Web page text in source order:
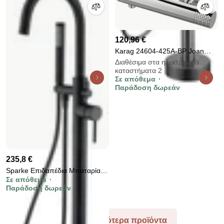
235,8 €
Sparke Επιδαπέδια Μπαταρία
Λουτρού [BODI-01], Μαύρο
Σε απόθεμα
Παράδοση δωρεάν
120,96 €
Karag 24604-425A-BP Joan
Μπαταρία ντους Brass Pattern
Διαθέσιμα στα ηλεκτρονικά
καταστήματα 2
Σε απόθεμα
Παράδοση δωρεάν
Δείτε περισσότερα προϊόντα